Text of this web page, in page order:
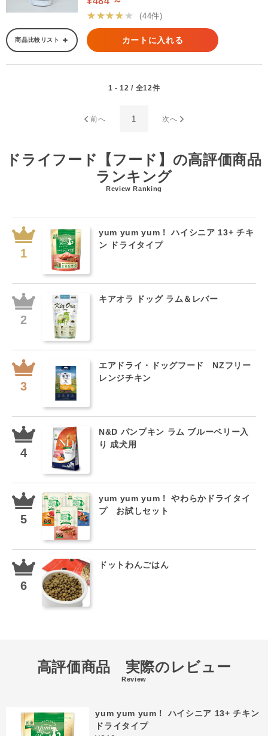
★★★★★
(44件)
商品比較リスト カートに入れる
1 - 12 / 全12件
前へ 1 次へ
ドライフード【フード】の高評価商品
ランキング
Review Ranking
yum yum yum！ ハイシニア 13+ チキ
ン ドライタイプ
キアオラ ドッグ ラム＆レバー
エアドライ・ドッグフード NZフリー
レンジチキン
N&D パンプキン ラム ブルーベリー入
り 成犬用
yum yum yum！ やわらかドライタイ
プ お試しセット
ドットわんごはん
高評価商品 実際のレビュー
Review
yum yum yum！ ハイシニア 13+ チキン
ドライタイプ